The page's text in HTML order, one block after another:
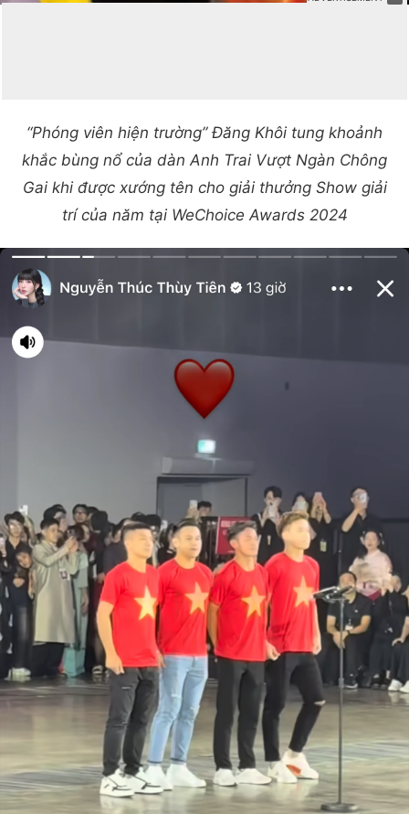
“Phóng viên hiện trường” Đăng Khôi tung khoảnh
khắc bùng nổ của dàn Anh Trai Vượt Ngàn Chông
Gai khi được xướng tên cho giải thưởng Show giải
trí của năm tại WeChoice Awards 2024